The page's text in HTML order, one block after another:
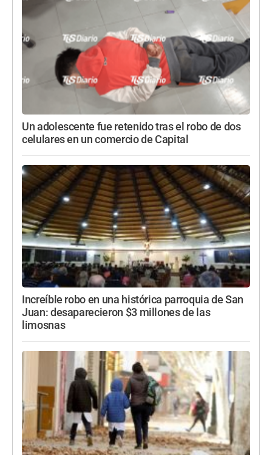
Un adolescente fue retenido tras el robo de dos
celulares en un comercio de Capital
Increíble robo en una histórica parroquia de San
Juan: desaparecieron $3 millones de las
limosnas